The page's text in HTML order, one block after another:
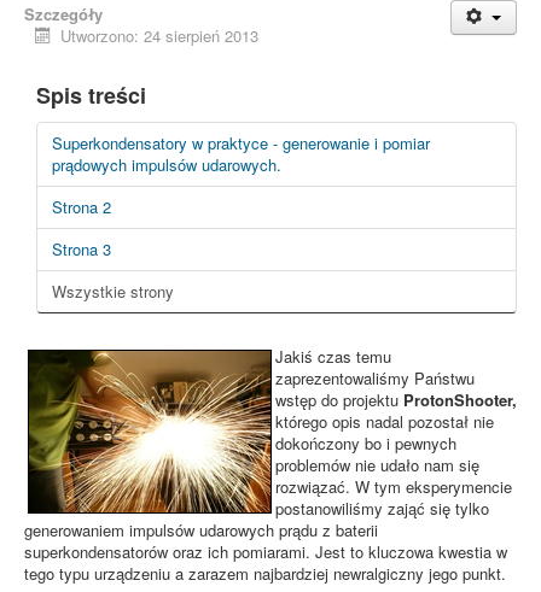
Szczegóły
Utworzono: 24 sierpień 2013
Spis treści
Superkondensatory w praktyce - generowanie i pomiar
prądowych impulsów udarowych.
Strona 2
Strona 3
Wszystkie strony
Jakiś czas temu
zaprezentowaliśmy Państwu
wstęp do projektu ProtonShooter,
którego opis nadal pozostał nie
dokończony bo i pewnych
problemów nie udało nam się
rozwiązać. W tym eksperymencie
postanowiliśmy zająć się tylko
generowaniem impulsów udarowych prądu z baterii
superkondensatorów oraz ich pomiarami. Jest to kluczowa kwestia w
tego typu urządzeniu a zarazem najbardziej newralgiczny jego punkt.